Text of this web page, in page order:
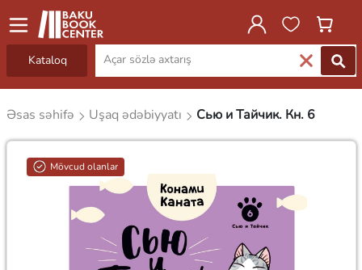
Kataloq
Əsas səhifə Uşaq ədəbiyyatı Сью и Тайчик. Кн. 6
Mövcud olanlar